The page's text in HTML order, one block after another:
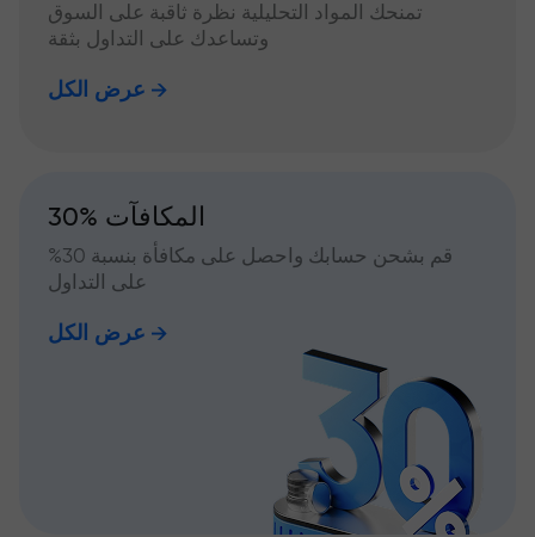
تمنحك المواد التحليلية نظرة ثاقبة على السوق
وتساعدك على التداول بثقة
عرض الكل
30% المكافآت
قم بشحن حسابك واحصل على مكافأة بنسبة 30%
على التداول
عرض الكل